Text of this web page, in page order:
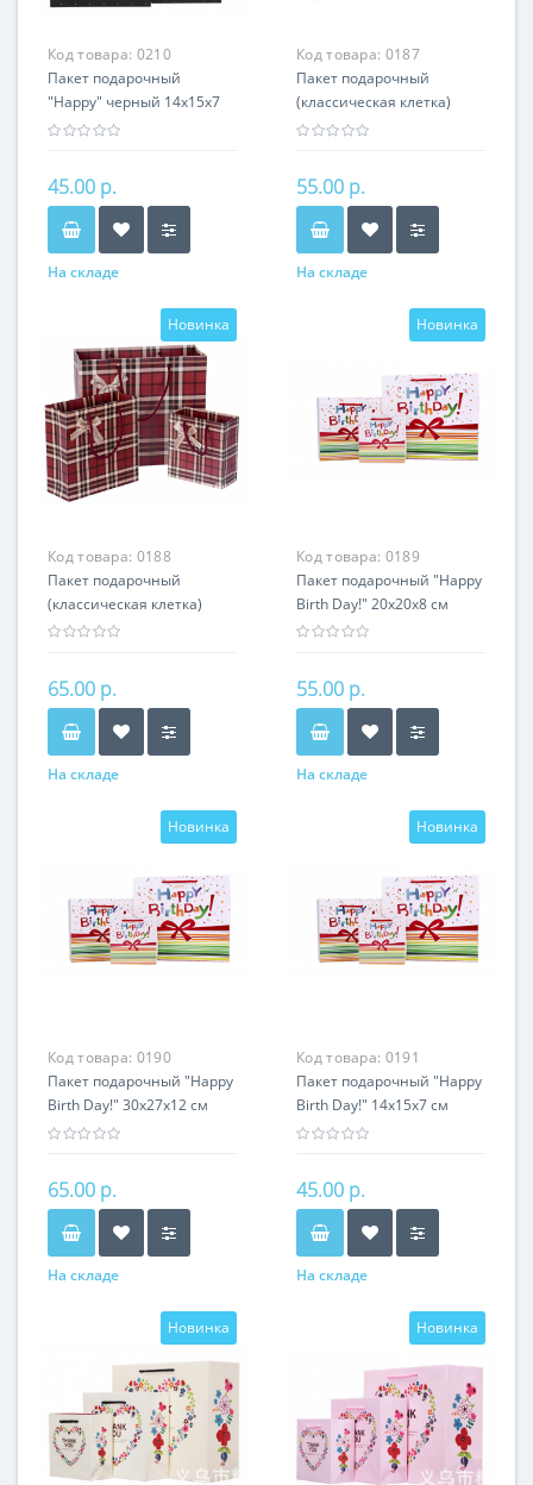
Код товара: 0210
Пакет подарочный
"Happy" черный 14х15х7
см
45.00 р.
На складе
Код товара: 0187
Пакет подарочный
(классическая клетка)
20х20х8 см
55.00 р.
На складе
Новинка
Код товара: 0188
Пакет подарочный
(классическая клетка)
30х27х12 см
65.00 р.
На складе
Новинка
Код товара: 0189
Пакет подарочный "Happy
Birth Day!" 20х20х8 см
55.00 р.
На складе
Новинка
Код товара: 0190
Пакет подарочный "Happy
Birth Day!" 30х27х12 см
65.00 р.
На складе
Новинка
Код товара: 0191
Пакет подарочный "Happy
Birth Day!" 14х15х7 см
45.00 р.
На складе
Новинка Новинка